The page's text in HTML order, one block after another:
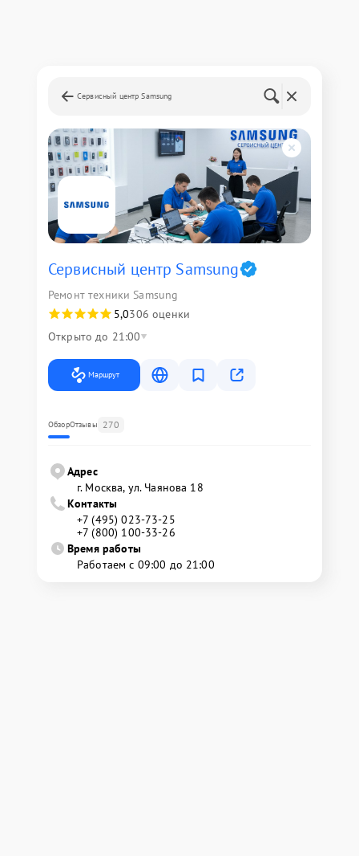
Сервисный центр Samsung
Сервисный центр Samsung
Ремонт техники Samsung
5,0306 оценки
Открыто до 21:00
Маршрут
ОбзорОтзывы 270
Адрес
г. Москва, ул. Чаянова 18
Контакты
+7 (495) 023-73-25
+7 (800) 100-33-26
Время работы
Работаем с 09:00 до 21:00